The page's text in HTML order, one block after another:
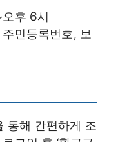
후 6시
민등록번호, 보
통해 간편하게 조